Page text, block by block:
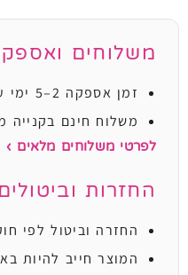
משלוחים
זמן אספקה 2–5 ימי עסקים
משלוח חינם בקנייה מעל
לפרטי משלוחים מלאים ›
החזרות
החזרה וביטול לפי
המוצר חייב להיות